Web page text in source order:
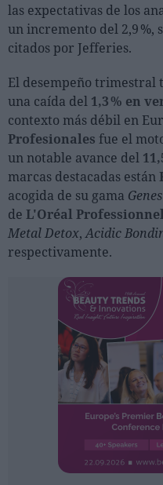
Eventos
Agenda de actividades
Ferias sectoriales
Formaciones destacadas
Opinión
las expectativas de los
un incremento del 2,9 %,
citados por Jefferies.
El desempeño trimestral
una caída del 1,3 % en
contexto más débil en
Profesionales fue el
un notable avance del
marcas destacadas están
acogida de su gama
de L'Oréal Professionnel
Metal Detox,Acidic
respectivamente.